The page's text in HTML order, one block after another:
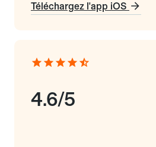
Téléchargez l'app iOS
4.6/5